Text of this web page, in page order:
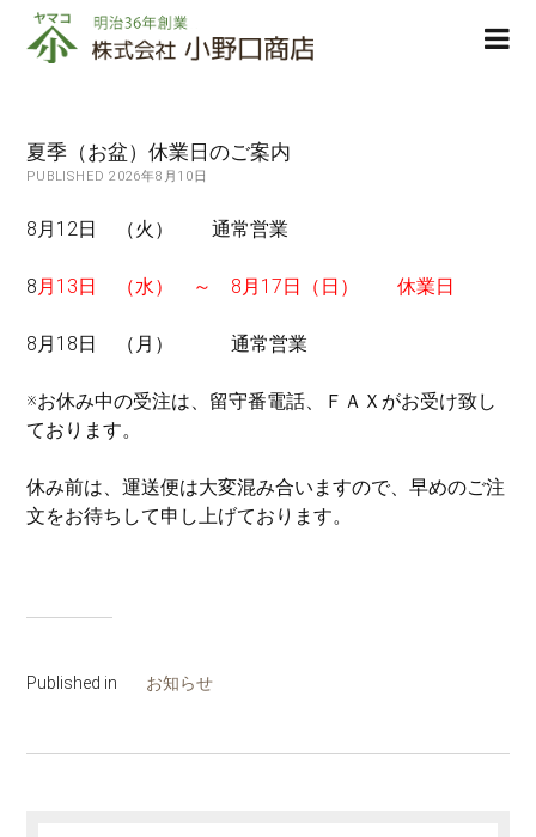
株
式
小
野
商
夏季（お盆）休業日のご案内
PUBLISHED 2026年8月10日
8月12日 （火） 通常営業
8月13日 （水） ～ 8月17日（日） 休業日
8月18日 （月） 通常営業
※お休み中の受注は、留守番電話、ＦＡＸがお受け致し
ております。
休み前は、運送便は大変混み合いますので、早めのご注
文をお待ちして申し上げております。
Published in お知らせ